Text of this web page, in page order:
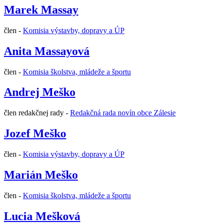
Marek Massay
člen - Komisia výstavby, dopravy a ÚP
Anita Massayová
člen - Komisia školstva, mládeže a športu
Andrej Meško
člen redakčnej rady - Redakčná rada novín obce Zálesie
Jozef Meško
člen - Komisia výstavby, dopravy a ÚP
Marián Meško
člen - Komisia školstva, mládeže a športu
Lucia Mešková